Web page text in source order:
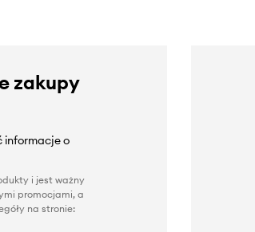
zakupy
informacje o
i jest ważny
promocjami, a
na stronie: